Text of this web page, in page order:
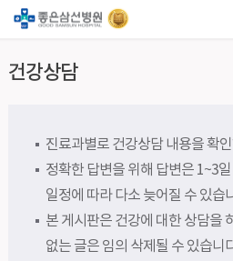
건강상담
진료과별로 건강상담 내용을 확
정확한 답변을 위해 답변은 1~3
일정에 따라 다소 늦어질 수 있습
본 게시판은 건강에 대한 상담을
없는 글은 임의 삭제될 수 있습니